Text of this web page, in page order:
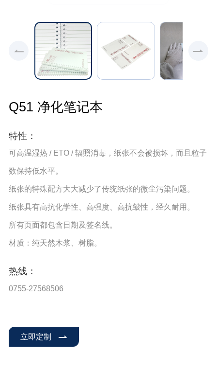
Q51 净化笔记本
特性：
可高温湿热 / ETO / 辐照消毒，纸张不会被损坏，而且粒子
数保持低水平。
纸张的特殊配方大大减少了传统纸张的微尘污染问题。
纸张具有高抗化学性、高强度、高抗皱性，经久耐用。
所有页面都包含日期及签名线。
材质：纯天然木浆、树脂。
热线：
0755-27568506
立即定制